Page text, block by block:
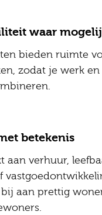
waar
bieden ruimte
zodat je werk en
betekenis
aan verhuur,
aan prettig